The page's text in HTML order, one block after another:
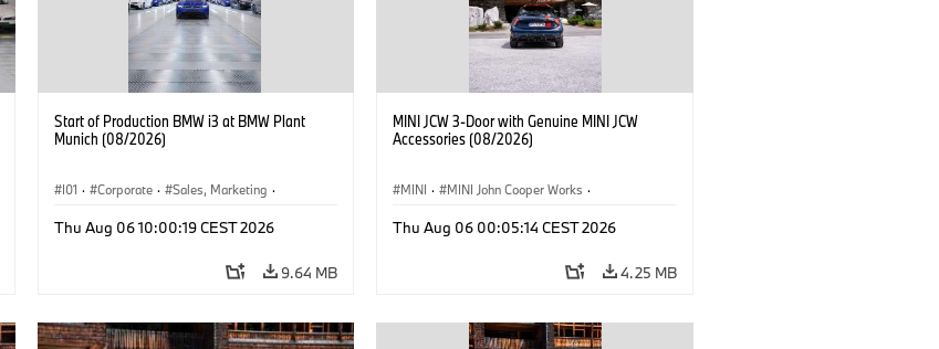
Start of Production BMW i3 at BMW Plant
Munich (08/2026)
I01 · Corporate · Sales, Marketing ·
Thu Aug 06 10:00:19 CEST 2026
9.64 MB
MINI JCW 3-Door with Genuine MINI JCW
Accessories (08/2026)
MINI · MINI John Cooper Works ·
Optional Extras, Accessories
Thu Aug 06 00:05:14 CEST 2026
4.25 MB